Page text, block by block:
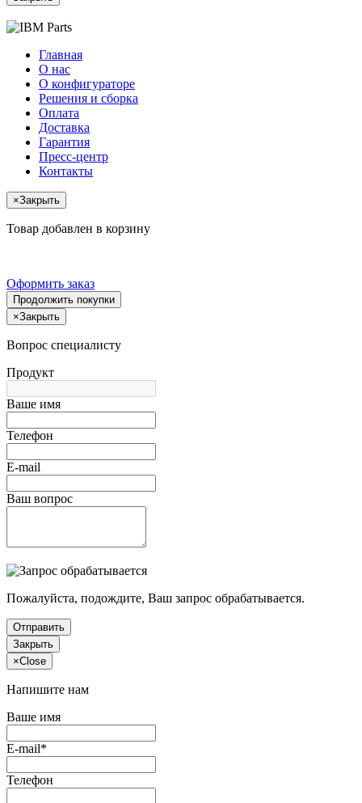
Главная
О нас
О конфигураторе
Решения и сборка
Оплата
Доставка
Гарантия
Пресс-центр
Контакты
×Закрыть
Товар добавлен в корзину
Оформить заказ
Продолжить покупки
×Закрыть
Вопрос специалисту
Продукт
Ваше имя
Телефон
E-mail
Ваш вопрос
Пожалуйста, подождите, Ваш запрос обрабатывается.
Отправить
Закрыть
×Close
Напишите нам
Ваше имя
E-mail*
Телефон